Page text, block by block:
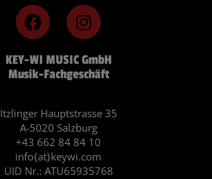
KEY-WI MUSIC GmbH
Musik-Fachgeschäft
Itzlinger Hauptstrasse 35
A-5020 Salzburg
+43 662 84 84 10
info{at}keywi.com
UID Nr.: ATU65935768
F
a
c
e
b
o
k
I
n
s
t
a
r
a
m